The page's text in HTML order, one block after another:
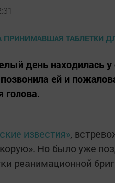
день находилась
ей и
голова.
известия»,
Но было уже
реанимационной